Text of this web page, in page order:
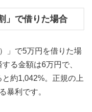
」で借りた場合
」で5万円を借りた場
る金額は6万円で、
約1,042%。正規の上
暴利です。